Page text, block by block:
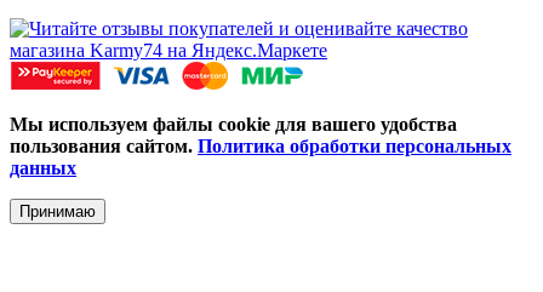
Мы используем файлы cookie для вашего удобства
пользования сайтом. Политика обработки персональных
данных
Принимаю